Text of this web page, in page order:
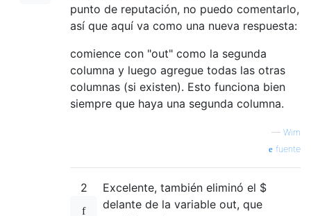
punto de reputación, no puedo comentarlo,
así que aquí va como una nueva respuesta:
comience con "out" como la segunda
columna y luego agregue todas las otras
columnas (si existen). Esto funciona bien
siempre que haya una segunda columna.
— Wim
fuente
2
Excelente, también eliminó el $
delante de la variable out, que